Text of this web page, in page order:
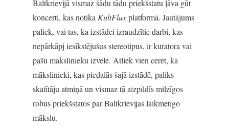
Baltkrievijā vismaz šādu tādu priekšstatu ļāva gūt
koncerti, kas notika KultFluxplatformā. Jautājums
paliek, vai tas, ka izstādei izraudzītie darbi, kas
nepārkāpj iesīkstējušus stereotipus, ir kuratora vai
pašu mākslinieku izvēle. Atliek vien cerēt, ka
mākslinieki, kas piedalās šajā izstādē, paliks
skatītāju atmiņā un vismaz tā aizpildīs milzīgos
robus priekšstatos par Baltkrievijas laikmetīgo
mākslu.